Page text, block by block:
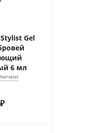
Gel
6 мл